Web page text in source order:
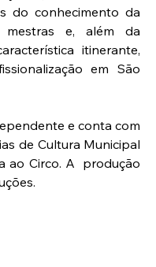
do conhecimento da
mestras e, além da
itinerante,
em São
e conta com
de Cultura Municipal
ao Circo. A  produção